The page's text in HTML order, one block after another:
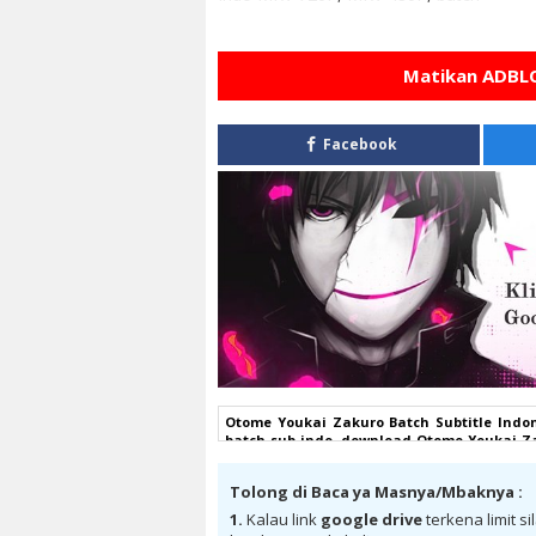
Matikan
Facebook
Otome Youkai Zakuro Batch Subtitle
batch sub indo, download Otome Youkai
Indonesia bd, Otome Youkai Zakuro
Indonesia anibatch, Otome Youkai
Subtitle Indonesia samehadaku ,
Tolong di Baca ya Masnya/Mbaknya :
1. Kalau link google driveterkena limit